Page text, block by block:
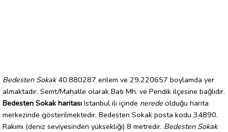
Bedesten Sokak40.880287 enlem ve 29.220657 boylamda yer
almaktadır. Semt/Mahalle olarak Batı Mh. ve Pendik ilçesine bağlıdır.
Bedesten Sokak haritası Istanbul ili içinde nerede olduğu harita
merkezinde gösterilmektedir. Bedesten Sokak posta kodu 34890.
Rakımı (deniz seviyesinden yüksekliği) 8 metredir. Bedesten Sokak